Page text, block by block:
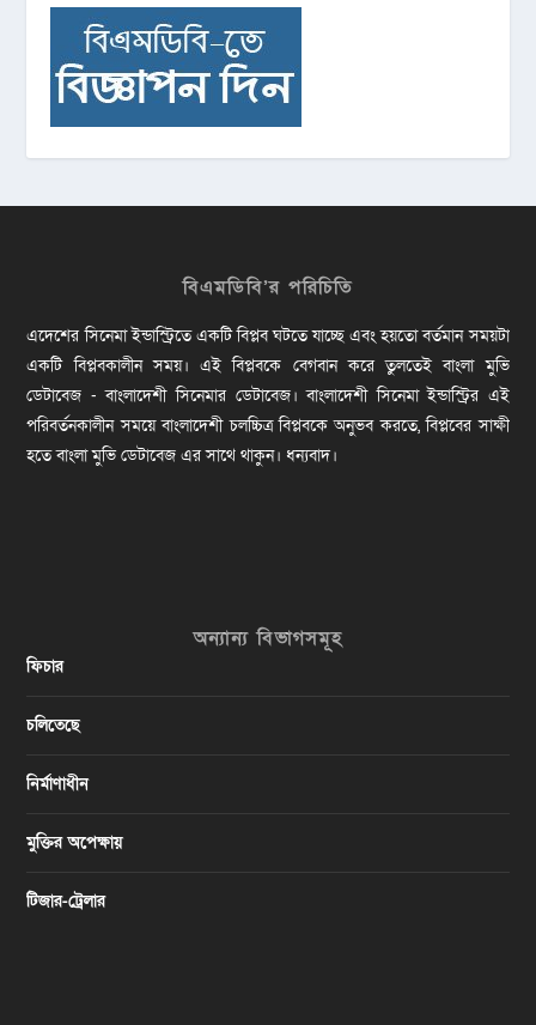
বিএমডিবি’র পরিচিতি
এদেশের সিনেমা ইন্ডাস্ট্রিতে একটি বিপ্লব ঘটতে যাচ্ছে এবং হয়তো বর্তমান সময়টা
একটি বিপ্লবকালীন সময়। এই বিপ্লবকে বেগবান করে তুলতেই বাংলা মুভি
ডেটাবেজ - বাংলাদেশী সিনেমার ডেটাবেজ। বাংলাদেশী সিনেমা ইন্ডাস্ট্রির এই
পরিবর্তনকালীন সময়ে বাংলাদেশী চলচ্চিত্র বিপ্লবকে অনুভব করতে, বিপ্লবের সাক্ষী
হতে বাংলা মুভি ডেটাবেজ এর সাথে থাকুন। ধন্যবাদ।
অন্যান্য বিভাগসমূহ
ফিচার
চলিতেছে
নির্মাণাধীন
মুক্তির অপেক্ষায়
টিজার-ট্রেলার